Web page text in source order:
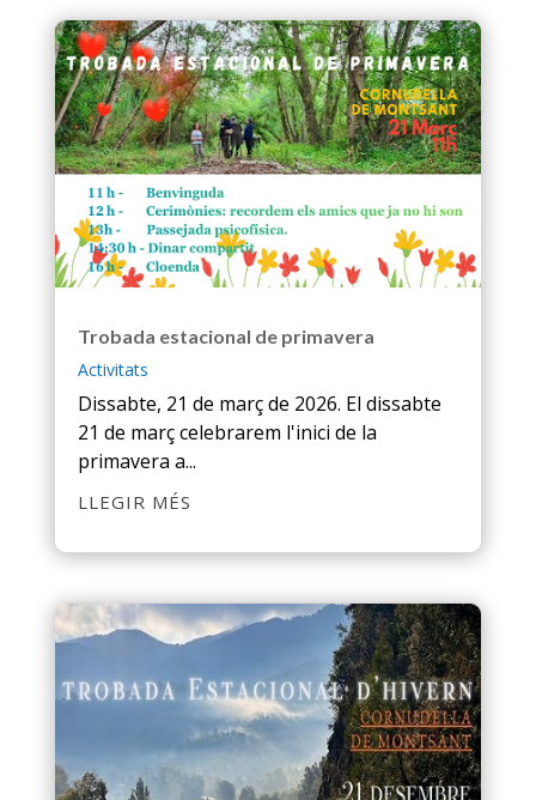
Trobada estacional de primavera
Activitats
Dissabte, 21 de març de 2026. El dissabte
21 de març celebrarem l'inici de la
primavera a...
LLEGIR MÉS